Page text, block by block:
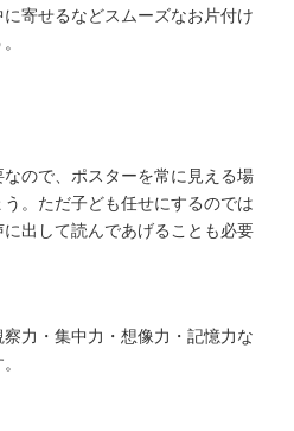
寄せるなどスムーズなお片付け
ので、ポスターを常に見える場
。ただ子ども任せにするのでは
出して読んであげることも必要
力・集中力・想像力・記憶力な